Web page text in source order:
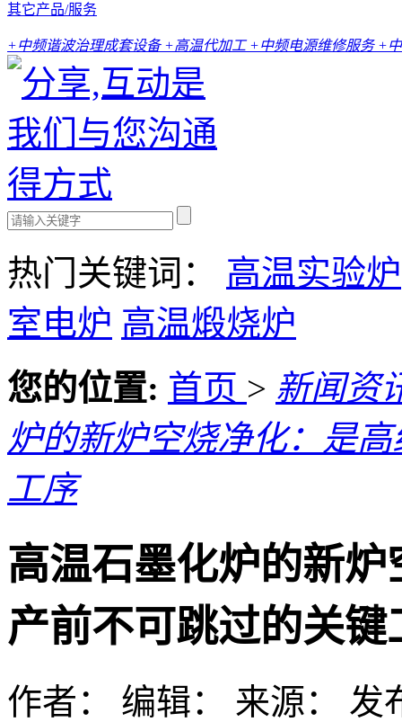
其它产品/服务
+中频谐波治理成套设备 +高温代加工+中频电源维修服务 +
热门关键词： 高温实验炉
室电炉 高温煅烧炉
您的位置: 首页 > 新闻资
炉的新炉空烧净化：是
工序
高温石墨化炉的新
产前不可跳过的关键
作者： 编辑： 来源： 发